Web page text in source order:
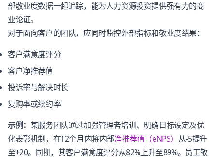
部敬业度数据一起追踪，能为人力资源投资提供强有力的商
业论证。
对于面向客户的团队，应同时监控外部指标和敬业度结果：
客户满意度评分
客户净推荐值
投诉率与解决时长
复购率或续约率
示例： 某服务团队通过加强管理者培训、明确目标设定及优
化表彰机制，在12个月内将内部净推荐值（eNPS） 从-5提升
至+20。同期，其客户满意度评分从82%上升至89%。员工敬